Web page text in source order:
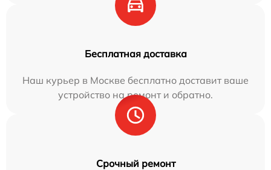
Бесплатная доставка
Наш курьер в Москве бесплатно доставит ваше
устройство на ремонт и обратно.
Срочный ремонт